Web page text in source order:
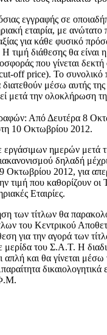
εγγραφής σε
εταιρία, με ανώτατο
για κάθε φυσικό
τιμή διάθεσης θα είναι η
που γίνεται δεκτή
off price). Το συνολικό
μέσω αυτής της
μετά την ολοκλήρωση
Από Δευτέρα 8
10 Οκτωβρίου 2012.
εργάσιμων ημερών μετά
δηλαδή
2012, για
τιμή που καθορίζουν οι
Εταιρίες.
των τίτλων θα
του Κεντρικού
για την αγορά των
του Σ.Α.Τ. Η
απλή και θα γίνεται
δικαιολογητικά